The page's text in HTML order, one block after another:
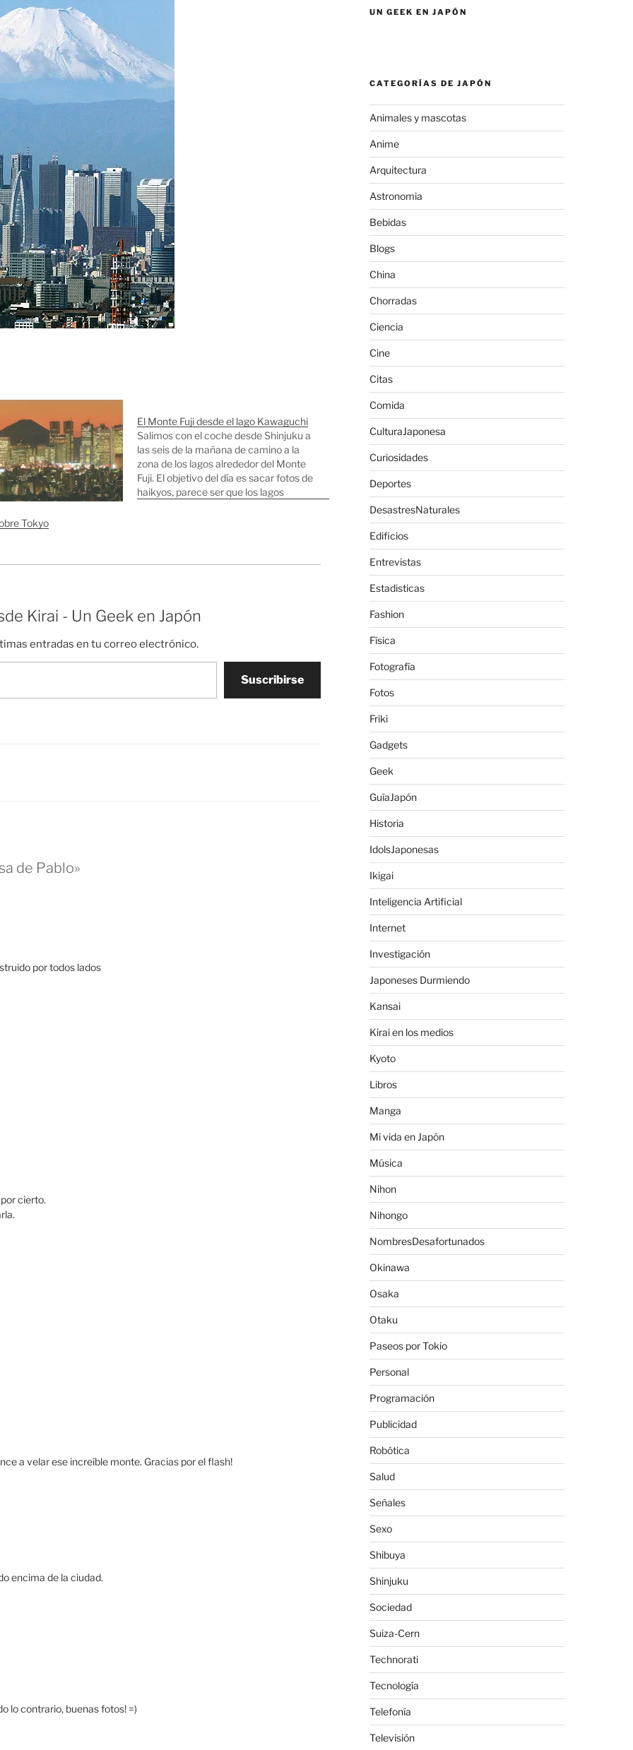
Tokyo
El Monte Fuji desde el lago Kawaguchi
Salimos con el coche desde Shinjuku a
las seis de la mañana de camino a la
zona de los lagos alrededor del Monte
Fuji. El objetivo del día es sacar fotos de
haikyos, parece ser que los lagos
Kirai - Un Geek en Japón
entradas en tu correo electrónico.
Suscribirse
de Pablo»
por todos lados
cierto.
a velar ese increíble monte. Gracias por el flash!
encima de la ciudad.
lo contrario, buenas fotos! =)
UN GEEK EN JAPÓN
CATEGORÍAS DE JAPÓN
Animales y mascotas
Anime
Arquitectura
Astronomia
Bebidas
Blogs
China
Chorradas
Ciencia
Cine
Citas
Comida
CulturaJaponesa
Curiosidades
Deportes
DesastresNaturales
Edificios
Entrevistas
Estadisticas
Fashion
Física
Fotografía
Fotos
Friki
Gadgets
Geek
GuíaJapón
Historia
IdolsJaponesas
Ikigai
Inteligencia Artificial
Internet
Investigación
Japoneses Durmiendo
Kansai
Kirai en los medios
Kyoto
Libros
Manga
Mi vida en Japón
Música
Nihon
Nihongo
NombresDesafortunados
Okinawa
Osaka
Otaku
Paseos por Tokio
Personal
Programación
Publicidad
Robótica
Salud
Señales
Sexo
Shibuya
Shinjuku
Sociedad
Suiza-Cern
Technorati
Tecnología
Telefonía
Televisión